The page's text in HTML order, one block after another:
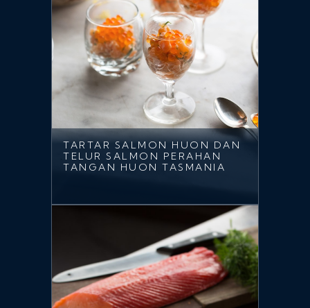
TARTAR SALMON HUON DAN
TELUR SALMON PERAHAN
TANGAN HUON TASMANIA